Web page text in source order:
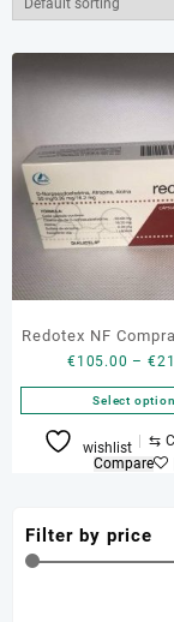
Redotex NF
€105.00 – €
Select
This
The
wishlist ⇆
Compare
Filter by price